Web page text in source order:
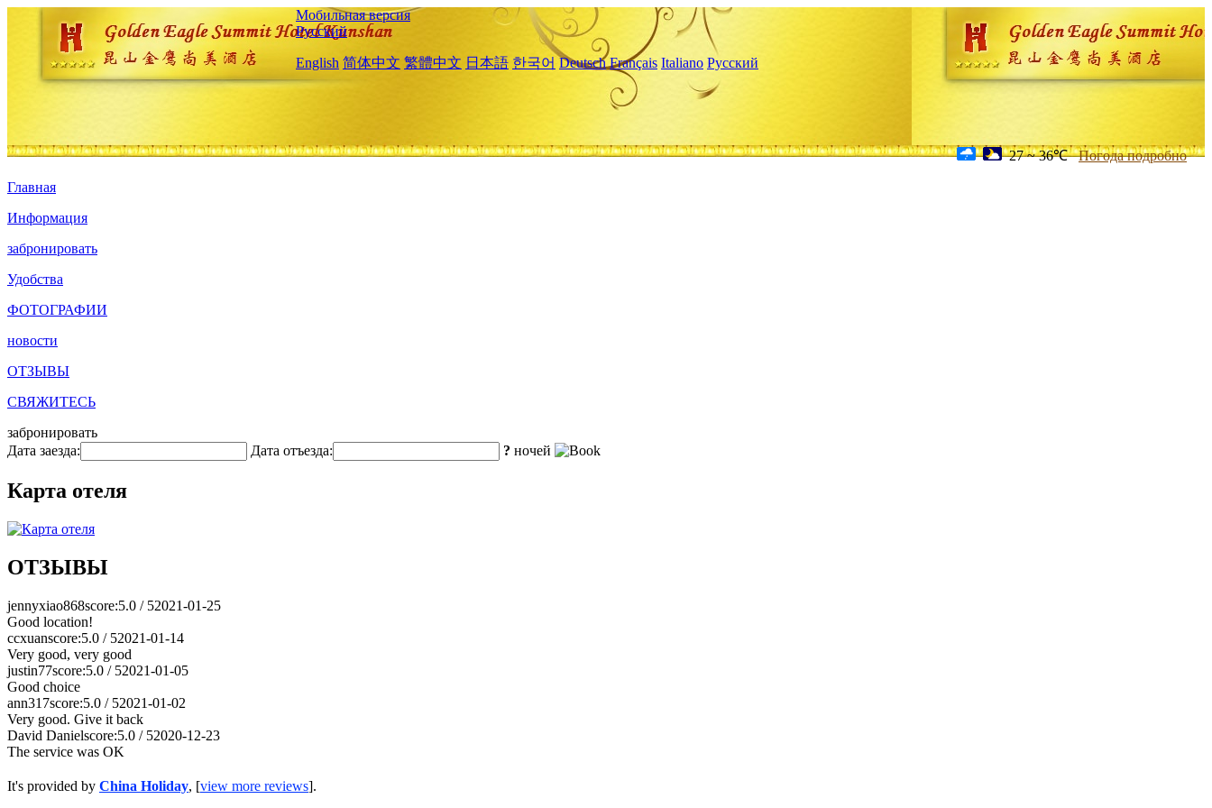
Мобильная версия
Русский
English 简体中文 繁體中文 日本語 한국어 Deutsch Français Italiano Русский
27 ~ 36℃ Погода подробно
Главная
Информация
забронировать
Удобства
ФОТОГРАФИИ
новости
ОТЗЫВЫ
СВЯЖИТЕСЬ
забронировать
Дата заезда:
Дата отъезда: ? ночей
Карта отеля
ОТЗЫВЫ
jennyxiao868score:5.0 / 52021-01-25
Good location!
ccxuanscore:5.0 / 52021-01-14
Very good, very good
justin77score:5.0 / 52021-01-05
Good choice
ann317score:5.0 / 52021-01-02
Very good. Give it back
David Danielscore:5.0 / 52020-12-23
The service was OK
It's provided by China Holiday, [view more reviews].